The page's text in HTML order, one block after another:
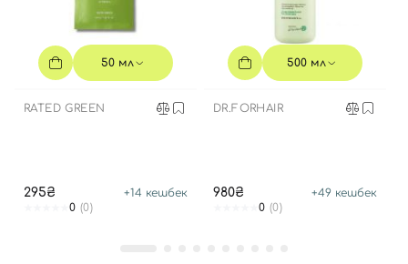
50 мл
RATED GREEN
295₴ +14 кешбек
0 (0)
500 мл
DR.FORHAIR
980₴ +49 кешбек
0 (0)